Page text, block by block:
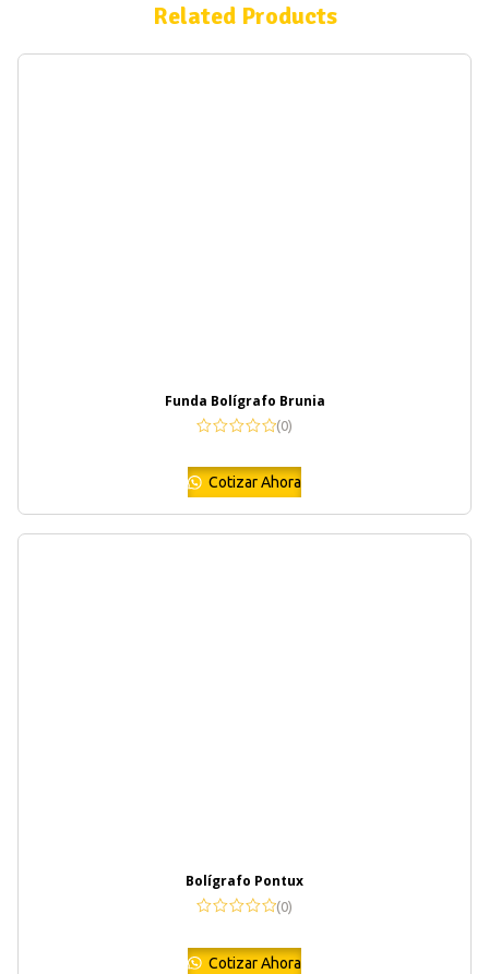
Related Products
Funda Bolígrafo Brunia
(0)
Cotizar Ahora
Bolígrafo Pontux
(0)
Cotizar Ahora